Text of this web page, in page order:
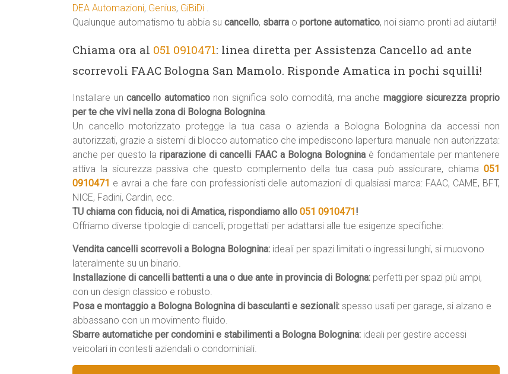
DEA Automazioni, Genius, GiBiDi .
Qualunque automatismo tu abbia su cancello, sbarra o portone automatico, noi siamo pronti ad aiutarti!
Chiama ora al 051 0910471: linea diretta per Assistenza Cancello ad ante
scorrevoli FAAC Bologna San Mamolo. Risponde Amatica in pochi squilli!
Installare uncancello automaticonon significa solo comodità, ma anche maggiore sicurezza proprio
per te che vivi nella zona di Bologna Bolognina.
Un cancello motorizzato protegge la tua casa o azienda a Bologna Bolognina da accessi non
autorizzati, grazie a sistemi di blocco automatico che impediscono lapertura manuale non autorizzata:
anche per questo lariparazione di cancelli FAAC a Bologna Bologninaè fondamentale per mantenere
attiva la sicurezza passiva che questo complemento della tua casa può assicurare, chiama 051
0910471 e avrai a che fare con professionisti delle automazioni di qualsiasi marca: FAAC, CAME, BFT,
NICE, Fadini, Cardin, ecc.
TU chiama con fiducia, noi di Amatica, rispondiamo allo 051 0910471!
Offriamo diverse tipologie di cancelli, progettati per adattarsi alle tue esigenze specifiche:
Vendita cancelli scorrevoli a Bologna Bolognina: ideali per spazi limitati o ingressi lunghi, si muovono
lateralmente su un binario.
Installazione di cancelli battenti a una o due ante in provincia di Bologna: perfetti per spazi più ampi,
con un design classico e robusto.
Posa e montaggio a Bologna Bolognina di basculanti e sezionali: spesso usati per garage, si alzano e
abbassano con un movimento fluido.
Sbarre automatiche per condomini e stabilimenti a Bologna Bolognina: ideali per gestire accessi
veicolari in contesti aziendali o condominiali.